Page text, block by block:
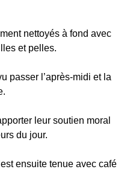
nettoyés à fond avec
et pelles.
passer l’après-midi et la
leur soutien moral
du jour.
ensuite tenue avec café